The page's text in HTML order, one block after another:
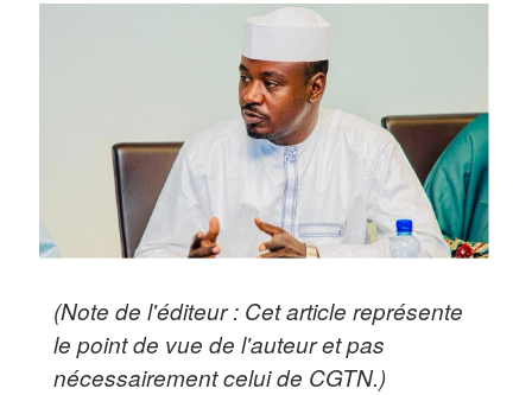
(Note de l'éditeur : Cet article représente
le point de vue de l'auteur et pas
nécessairement celui de CGTN.)